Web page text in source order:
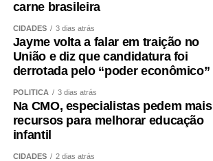
carne brasileira
CIDADES 3 dias atrás
Jayme volta a falar em traição no
União e diz que candidatura foi
derrotada pelo “poder econômico”
POLÍTICA 3 dias atrás
Na CMO, especialistas pedem mais
recursos para melhorar educação
infantil
CIDADES 2 dias atrás